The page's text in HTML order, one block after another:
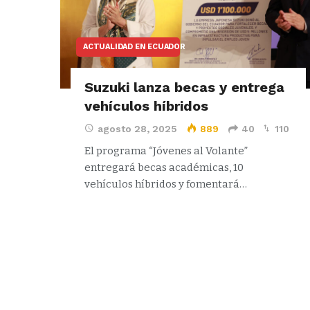
ACTUALIDAD EN ECUADOR
Suzuki lanza becas y entrega
vehículos híbridos
agosto 28, 2025 889 40 110
El programa “Jóvenes al Volante”
entregará becas académicas, 10
vehículos híbridos y fomentará…